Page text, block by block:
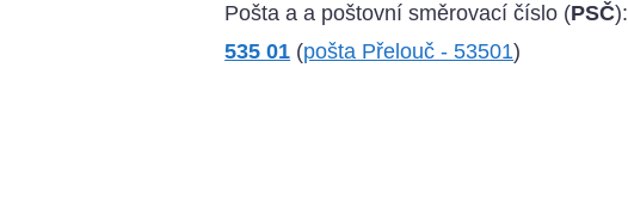
Pošta a a poštovní směrovací číslo (PSČ):
535 01 (pošta Přelouč - 53501)